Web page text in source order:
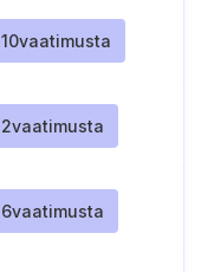
10vaatimusta
2vaatimusta
6vaatimusta